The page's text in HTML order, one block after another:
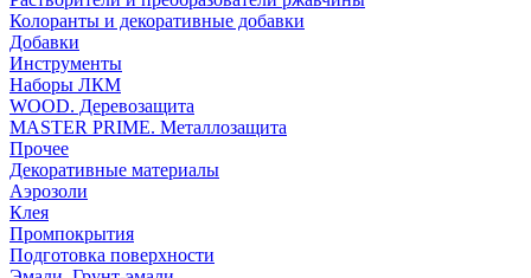
Колоранты и декоративные добавки
Добавки
Инструменты
Наборы ЛКМ
WOOD. Деревозащита
MASTER PRIME. Металлозащита
Прочее
Декоративные материалы
Аэрозоли
Клея
Промпокрытия
Подготовка поверхности